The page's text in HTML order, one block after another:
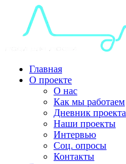
Главная
О проекте
О нас
Как мы работаем
Дневник проекта
Наши проекты
Интервью
Соц. опросы
Контакты